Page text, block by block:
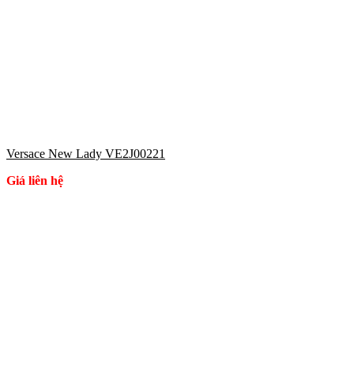
Versace New Lady VE2J00221
Giá liên hệ